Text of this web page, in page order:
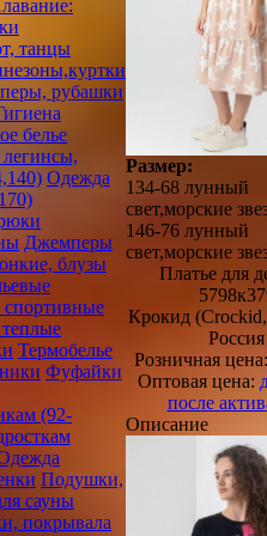
танцы
рубашки
белье
Одежда
Джемперы
блузы
Термобелье
Фуфайки
(92-
Подушки,
сауны
покрывала
Размер:
134-68 лунный
свет,морские
146-76 лунный
свет,морские
Платье для
Крокид
Россия
Розничная
Оптовая цена:
после
Описание